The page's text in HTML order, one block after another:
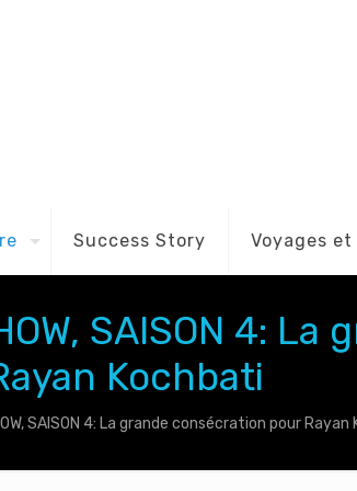
Success Story Voyages
SAISON 4: La
Kochbati
SAISON 4: La grande consécration pour